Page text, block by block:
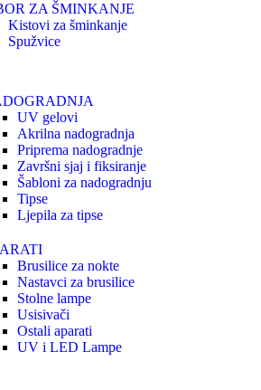
ZA ŠMINKANJE
Kistovi za šminkanje
Spužvice
UV gelovi
Akrilna nadogradnja
Priprema nadogradnje
Završni sjaj i fiksiranje
Šabloni za nadogradnju
Tipse
Ljepila za tipse
Brusilice za nokte
Nastavci za brusilice
Stolne lampe
Usisivači
Ostali aparati
UV i LED Lampe